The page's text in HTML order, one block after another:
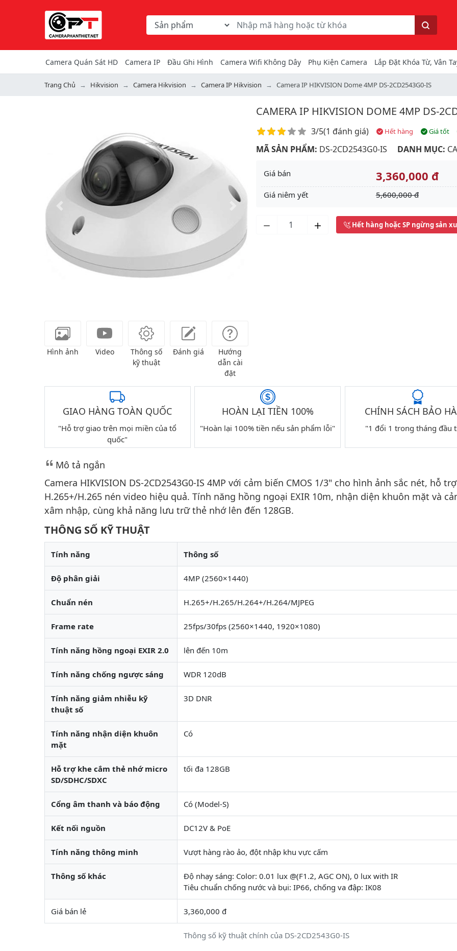
Chọn danh mục tìm kiếm
Từ khóa hoặc mã hàng
Tìm kiếm
Camera Quán Sát HD Camera IP Đầu Ghi Hình Camera Wifi Không Dây Phụ Kiện Camera Lắp Đặt Khóa Từ, Vân
Trang Chủ Hikvision Camera Hikvision Camera IP Hikvision Camera IP HIKVISION Dome 4MP DS-2CD2543G0-IS
Previous
Hình ảnh Video
Thông số
kỹ thuật
Đánh giá
Hướng
dẫn cài
đặt
CAMERA IP HIKVISION DOME 4MP DS-
Điểm đánh giá
3/5(1 đánh giá) Hết hàng Giá tốt
MÃ SẢN PHẨM: DS-2CD2543G0-IS DANH MỤC:
Giá bán 3,360,000 đ
Giá niêm yết 5,600,000 đ
Hết hàng hoặc SP ngừng sản
GIAO HÀNG TOÀN QUỐC
"Hỗ trợ giao trên mọi miền của tổ
quốc"
HOÀN LẠI TIỀN 100%
"Hoàn lại 100% tiền nếu sản phẩm lỗi"
CHÍNH SÁCH BẢO
"1 đổi 1 trong tháng đầu
Mô tả ngắn
Camera HIKVISION DS-2CD2543G0-IS 4MP với cảm biến CMOS 1/3" cho hình ảnh sắc nét, hỗ trợ
H.265+/H.265 nén video hiệu quả. Tính năng hồng ngoại EXIR 10m, nhận diện khuôn mặt và
xâm nhập, cùng khả năng lưu trữ thẻ nhớ lên đến 128GB.
THÔNG SỐ KỸ THUẬT
Thông số kỹ thuật chính của DS-2CD2543G0-IS
Tính năng Thông số
Độ phân giải 4MP (2560×1440)
Chuẩn nén H.265+/H.265/H.264+/H.264/MJPEG
Frame rate 25fps/30fps (2560×1440, 1920×1080)
Tính năng hồng ngoại EXIR 2.0 lên đến 10m
Tính năng chống ngược sáng WDR 120dB
Tính năng giảm nhiễu kỹ
thuật số
3D DNR
Tính năng nhận diện khuôn
mặt
Có
Hỗ trợ khe cắm thẻ nhớ micro
SD/SDHC/SDXC
tối đa 128GB
Cổng âm thanh và báo động Có (Model-S)
Kết nối nguồn DC12V & PoE
Tính năng thông minh Vượt hàng rào ảo, đột nhập khu vực cấm
Thông số khác
Độ nhạy sáng: Color: 0.01 lux @(F1.2, AGC ON), 0 lux with IR
Tiêu chuẩn chống nước và bụi: IP66, chống va đập: IK08
Giá bán lẻ 3,360,000 đ